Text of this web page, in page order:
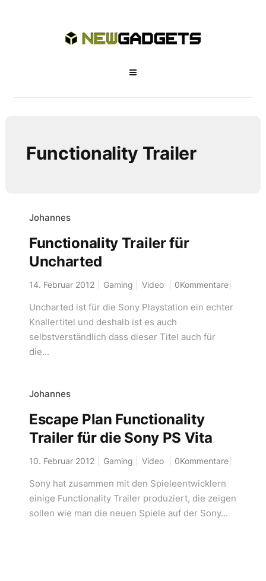
Functionality Trailer
Johannes
Functionality Trailer für
Uncharted
14. Februar 2012 Gaming Video 0Kommentare
Uncharted ist für die Sony Playstation ein echter
Knallertitel und deshalb ist es auch
selbstverständlich dass dieser Titel auch für
die...
Johannes
Escape Plan Functionality
Trailer für die Sony PS Vita
10. Februar 2012 Gaming Video 0Kommentare
Sony hat zusammen mit den Spieleentwicklern
einige Functionality Trailer produziert, die zeigen
sollen wie man die neuen Spiele auf der Sony...